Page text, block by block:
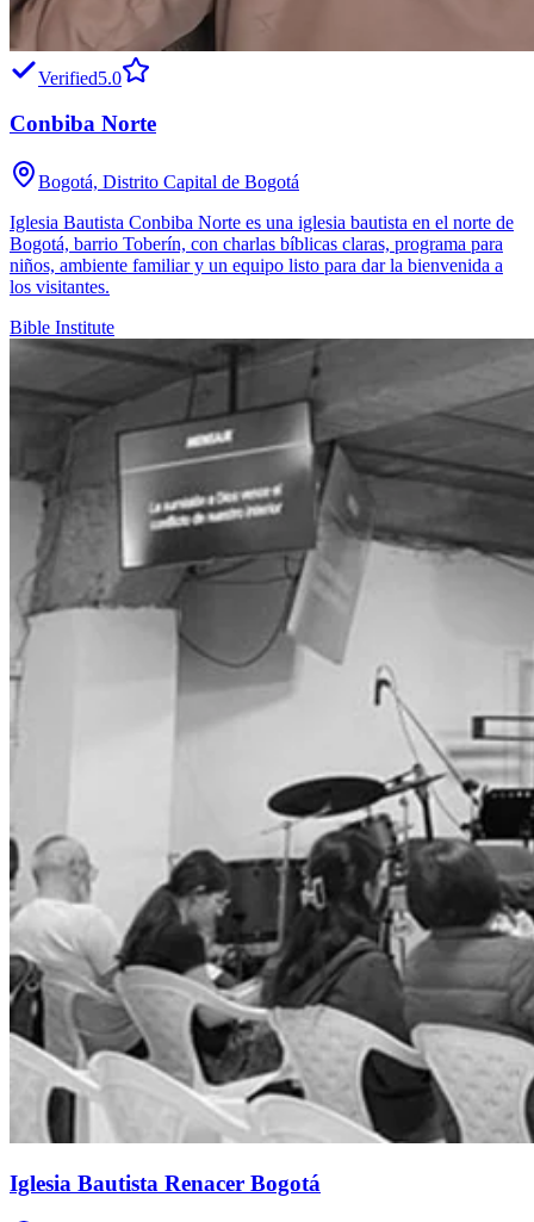
Verified5.0
Conbiba Norte
Bogotá, Distrito Capital de Bogotá
Iglesia Bautista Conbiba Norte es una iglesia bautista en el norte de
Bogotá, barrio Toberín, con charlas bíblicas claras, programa para
niños, ambiente familiar y un equipo listo para dar la bienvenida a
los visitantes.
Bible Institute
Iglesia Bautista Renacer Bogotá